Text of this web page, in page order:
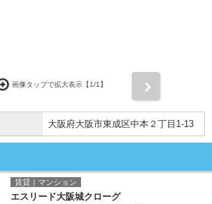
画像タップで拡大表示【1/1】
大阪府大阪市東成区中本２丁目1-13
賃貸｜マンション
エスリード大阪城クローグ